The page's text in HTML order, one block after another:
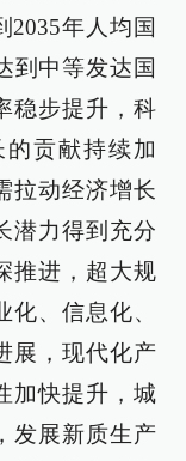
2035年人均国
到中等发达国
稳步提升，科
贡献持续加
拉动经济增长
潜力得到充分
推进，超大规
、信息化、
展，现代化产
加快提升，城
发展新质生产